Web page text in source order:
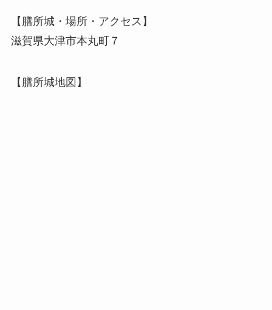
【膳所城・場所・アクセス】
滋賀県大津市本丸町７
【膳所城地図】